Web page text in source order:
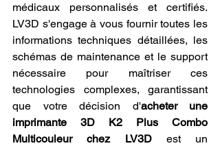
médicaux personnalisés et certifiés.
LV3D s'engage à vous fournir toutes les
informations techniques détaillées, les
schémas de maintenance et le support
nécessaire pour maîtriser ces
technologies complexes, garantissant
que votre décision d'acheter une
imprimante 3D K2 Plus Combo
Multicouleur chez LV3D est un